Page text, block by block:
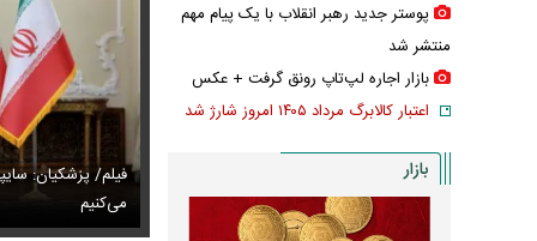
اگر ارز ترجیحی را حذف نمی‌کردیم، قطعاً قحطی
فیلم/ پزشکیان:
می‌کنیم
جدید صابر ابر در فضای مجازی پربازدید شد عکس دیده‌نشده
پوستر جدید رهبر انقلاب با یک پیام مهم
منتشر شد
بازار اجاره لپ‌تاپ رونق گرفت + عکس
اعتبار کالابرگ مرداد ۱۴۰۵ امروز شارژ شد
بازار